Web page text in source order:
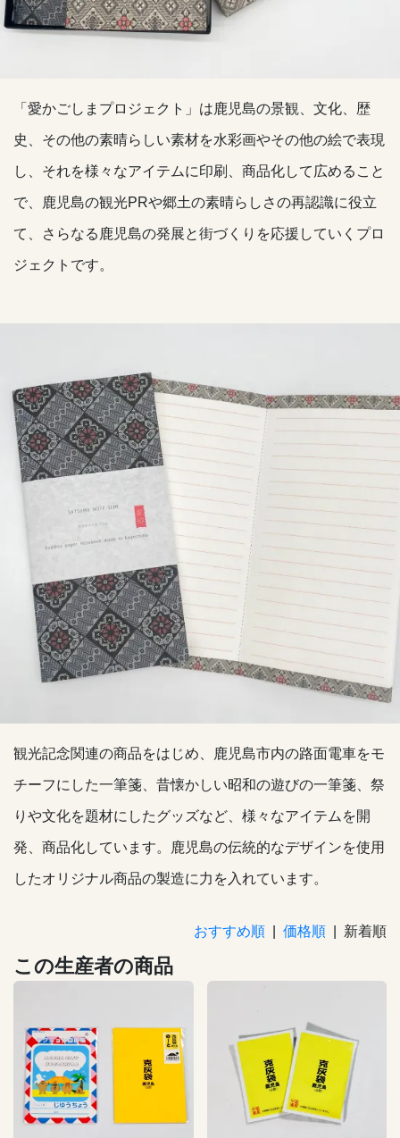
「愛かごしまプロジェクト」は鹿児島の景観、文化、歴
史、その他の素晴らしい素材を水彩画やその他の絵で表現
し、それを様々なアイテムに印刷、商品化して広めること
で、鹿児島の観光PRや郷土の素晴らしさの再認識に役立
て、さらなる鹿児島の発展と街づくりを応援していくプロ
ジェクトです。
観光記念関連の商品をはじめ、鹿児島市内の路面電車をモ
チーフにした一筆箋、昔懐かしい昭和の遊びの一筆箋、祭
りや文化を題材にしたグッズなど、様々なアイテムを開
発、商品化しています。鹿児島の伝統的なデザインを使用
したオリジナル商品の製造に力を入れています。
おすすめ順 価格順 | 新着順
この生産者の商品